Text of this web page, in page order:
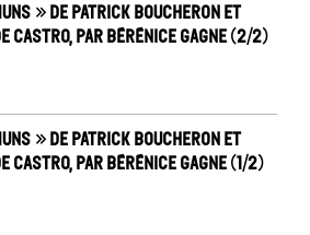
» de Patrick Boucheron et
Castro, par Bérénice Gagne (2/2)
» de Patrick Boucheron et
Castro, par Bérénice Gagne (1/2)